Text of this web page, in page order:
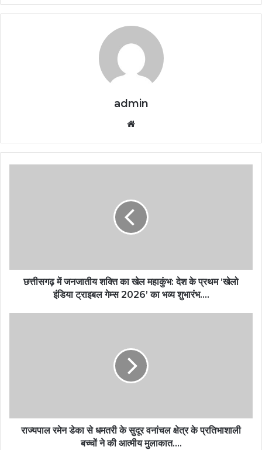
admin
छत्तीसगढ़ में जनजातीय शक्ति का खेल महाकुंभ: देश के प्रथम ‘खेलो
इंडिया ट्राइबल गेम्स 2026’ का भव्य शुभारंभ….
राज्यपाल रमेन डेका से धमतरी के सुदूर वनांचल क्षेत्र के प्रतिभाशाली
बच्चों ने की आत्मीय मुलाकात….